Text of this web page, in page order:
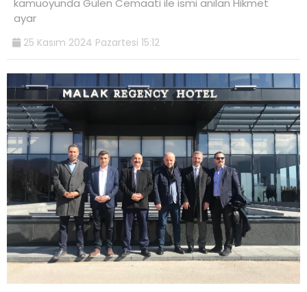
kamuoyunda Gülen Cemaati ile ismi anılan Hikmet
ayar
25 Kasım 2024 Pazartesi 15:12